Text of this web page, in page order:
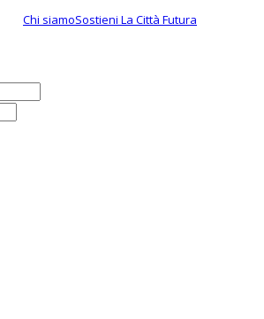
Chi siamoSostieni La Città Futura